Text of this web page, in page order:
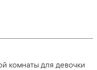
комнаты для девочки